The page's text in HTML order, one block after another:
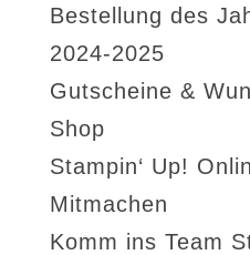
Bestellung des
2024-2025
Gutscheine &
Shop
Stampin‘ Up!
Mitmachen
Komm ins Team